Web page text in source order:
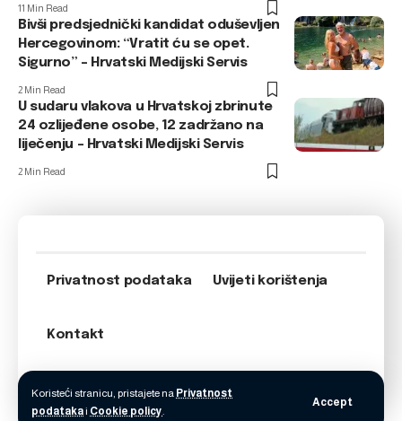
Koristeći stranicu, pristajete na Privatnost
podatakai Cookie policy.
Accept
11 Min Read
Bivši predsjednički kandidat oduševljen
Hercegovinom: “Vratit ću se opet.
Sigurno” – Hrvatski Medijski Servis
2 Min Read
U sudaru vlakova u Hrvatskoj zbrinute
24 ozlijeđene osobe, 12 zadržano na
liječenju – Hrvatski Medijski Servis
2 Min Read
Privatnost podataka Uvijeti korištenja
Kontakt